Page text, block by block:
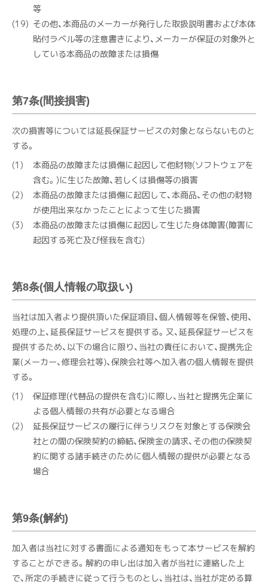
等
その他、本商品のメーカーが発行した取扱説明書および本体
貼付ラベル等の注意書きにより、メーカーが保証の対象外と
している本商品の故障または損傷
第7条(間接損害)
次の損害等については延長保証サービスの対象とならないものと
する。
本商品の故障または損傷に起因して他財物(ソフトウェアを
含む。)に生じた故障、若しくは損傷等の損害
本商品の故障または損傷に起因して、本商品、その他の財物
が使用出来なかったことによって生じた損害
本商品の故障または損傷に起因して生じた身体障害(障害に
起因する死亡及び怪我を含む)
第8条(個人情報の取扱い)
当社は加入者より提供頂いた保証項目、個人情報等を保管、使用、
処理の上、延長保証サービスを提供する。又、延長保証サービスを
提供するため、以下の場合に限り、当社の責任において、提携先企
業(メーカー、修理会社等)、保険会社等へ加入者の個人情報を提供
する。
保証修理(代替品の提供を含む)に際し、当社と提携先企業に
よる個人情報の共有が必要となる場合
延長保証サービスの履行に伴うリスクを対象とする保険会
社との間の保険契約の締結、保険金の請求、その他の保険契
約に関する諸手続きのために個人情報の提供が必要となる
場合
第9条(解約)
加入者は当社に対する書面による通知をもって本サービスを解約
することができる。解約の申し出は加入者が当社に連絡した上
で、所定の手続きに従って行うものとし、当社は、当社が定める算